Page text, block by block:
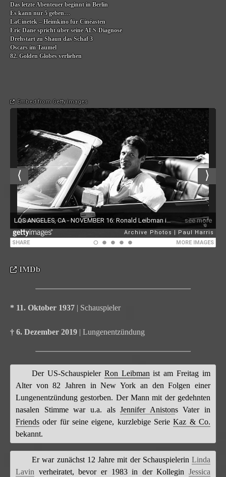
Das letzte Abenteuer beginnt in Berlin
Es kann nur 5 geben…
LaCinetek – Heimkino für Cinéasten
Eric Dane spricht über seine ALS-Diagnose
Drehstart zu Shaun das Schaf 3
Oscars im Taumel
82. Golden Globes verliehen
Embed from Getty Images
IMDb
* 11. Oktober 1937 | Schauspieler
† 6. Dezember 2019 | Lungenentzündung
Der US-Schauspieler Ron Leibman ist am Freitag im
Alter von 82 Jahren in New York an den Folgen einer
Lungenentzündung gestorben. Der Mann mit der gedehnten
nasalen Stimme war u.a. alsJennifer Anistons Vater in
Friends oder für seine eigene, kurzlebige SerieKaz & Co.
bekannt.
Er war zunächst 12 Jahre mit der Schauspielerin Linda
Lavin verheiratet, bevor er 1983 in der Kollegin Jessica